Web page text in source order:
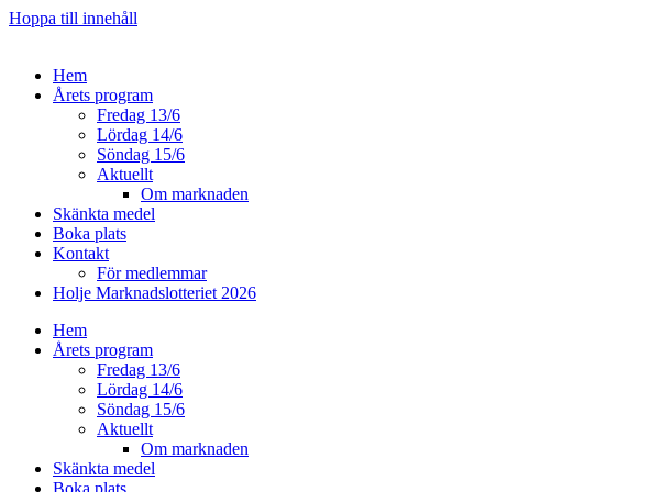
Hoppa till innehåll
Hem
Årets program
Fredag 13/6
Lördag 14/6
Söndag 15/6
Aktuellt
Om marknaden
Skänkta medel
Boka plats
Kontakt
För medlemmar
Holje Marknadslotteriet 2026
Hem
Årets program
Fredag 13/6
Lördag 14/6
Söndag 15/6
Aktuellt
Om marknaden
Skänkta medel
Boka plats